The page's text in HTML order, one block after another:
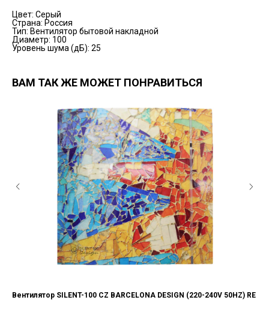
Цвет: Серый
Страна: Россия
Тип: Вентилятор бытовой накладной
Диаметр: 100
Уровень шума (дБ): 25
ВАМ ТАК ЖЕ МОЖЕТ ПОНРАВИТЬСЯ
Вентилятор SILENT-100 CZ BARCELONA DESIGN (220-240V 50HZ) RE